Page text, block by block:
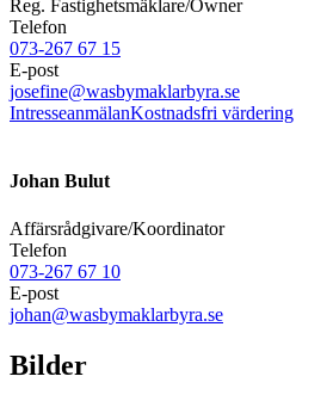
Reg. Fastighetsmäklare/Owner
Telefon
073-267 67 15
E-post
josefine@wasbymaklarbyra.se
IntresseanmälanKostnadsfri värdering
Johan Bulut
Affärsrådgivare/Koordinator
Telefon
073-267 67 10
E-post
johan@wasbymaklarbyra.se
Bilder